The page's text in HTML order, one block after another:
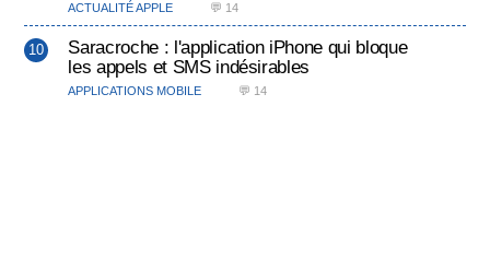
ACTUALITÉ APPLE 💬 14
Saracroche : l'application iPhone qui bloque
les appels et SMS indésirables
APPLICATIONS MOBILE 💬 14